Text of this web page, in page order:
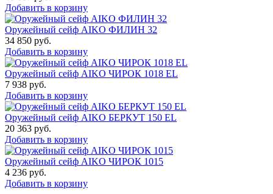
Добавить в корзину
Оружейный сейф AIKO ФИЛИН 32
34 850 руб.
Добавить в корзину
Оружейный сейф AIKO ЧИРОК 1018 EL
7 938 руб.
Добавить в корзину
Оружейный сейф AIKO БЕРКУТ 150 EL
20 363 руб.
Добавить в корзину
Оружейный сейф AIKO ЧИРОК 1015
4 236 руб.
Добавить в корзину